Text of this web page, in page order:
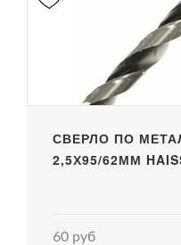
СВЕРЛО ПО
2,5Х95/62ММ
60 руб